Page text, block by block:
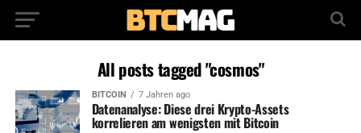
All posts tagged "cosmos"
BITCOIN 7 Jahren ago
Datenanalyse: Diese drei Krypto-Assets
korrelieren am wenigsten mit Bitcoin